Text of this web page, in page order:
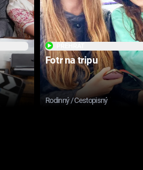
Fotr na tripu
Rodinný / Cestopisný